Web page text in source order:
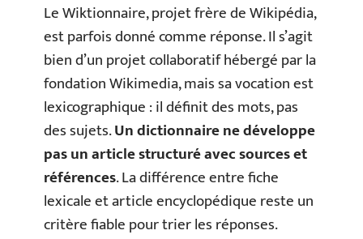
Le Wiktionnaire, projet frère de Wikipédia,
est parfois donné comme réponse. Il s’agit
bien d’un projet collaboratif hébergé par la
fondation Wikimedia, mais sa vocation est
lexicographique : il définit des mots, pas
des sujets.Un dictionnaire ne développe
pas un article structuré avec sources et
références. La différence entre fiche
lexicale et article encyclopédique reste un
critère fiable pour trier les réponses.